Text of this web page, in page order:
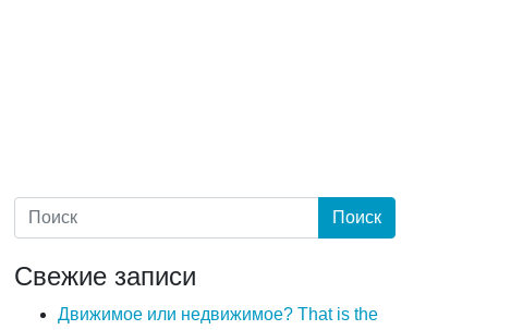
Свежие записи
Движимое или недвижимое? That is the